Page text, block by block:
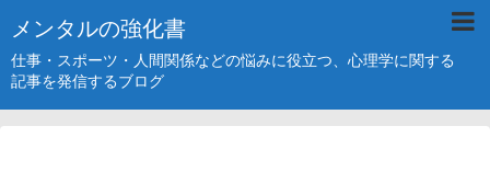
メンタルの強化書
仕事・スポーツ・人間関係などの悩みに役立つ、心理学に関する
記事を発信するブログ